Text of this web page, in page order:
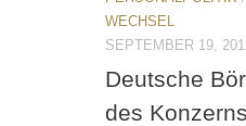
WECHSEL
SEPTEMBER 19,
Deutsche
des